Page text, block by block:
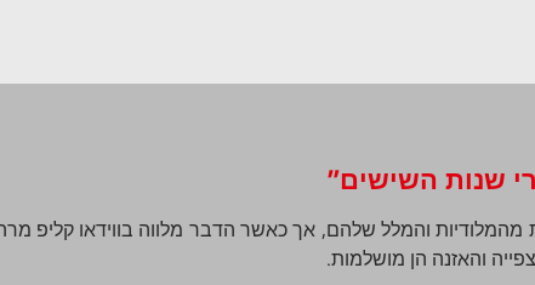
מהמלודיות והמלל שלהם, אך כאשר הדבר מלווה בווידאו קליפ
והאזנה הן מושלמות.